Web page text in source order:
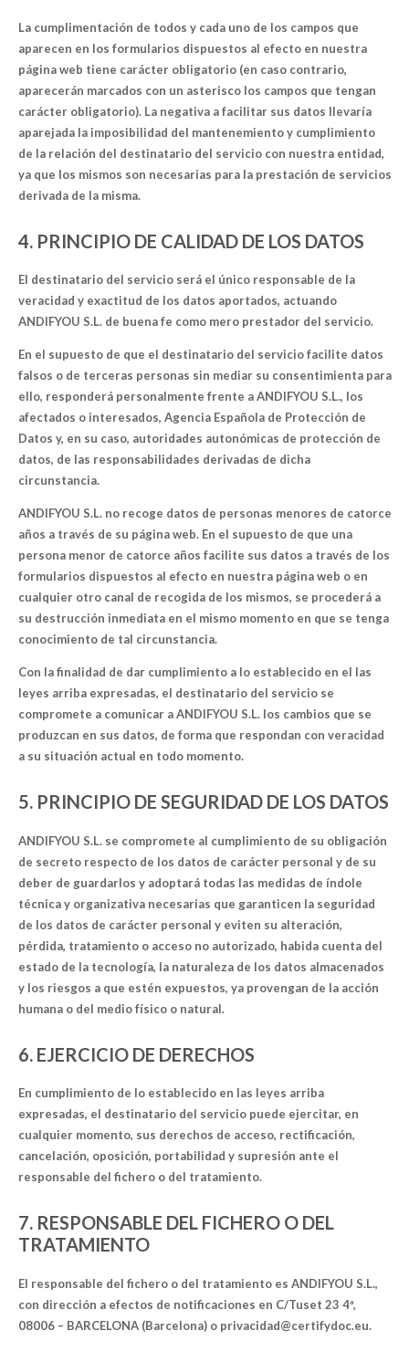
La cumplimentación de todos y cada uno de los campos que
aparecen en los formularios dispuestos al efecto en nuestra
página web tiene carácter obligatorio (en caso contrario,
aparecerán marcados con un asterisco los campos que tengan
carácter obligatorio). La negativa a facilitar sus datos llevaría
aparejada la imposibilidad del mantenemiento y cumplimiento
de la relación del destinatario del servicio con nuestra entidad,
ya que los mismos son necesarias para la prestación de servicios
derivada de la misma.
4. PRINCIPIO DE CALIDAD DE LOS DATOS
El destinatario del servicio será el único responsable de la
veracidad y exactitud de los datos aportados, actuando
ANDIFYOU S.L. de buena fe como mero prestador del servicio.
En el supuesto de que el destinatario del servicio facilite datos
falsos o de terceras personas sin mediar su consentimienta para
ello, responderá personalmente frente a ANDIFYOU S.L., los
afectados o interesados, Agencia Española de Protección de
Datos y, en su caso, autoridades autonómicas de protección de
datos, de las responsabilidades derivadas de dicha
circunstancia.
ANDIFYOU S.L. no recoge datos de personas menores de catorce
años a través de su página web. En el supuesto de que una
persona menor de catorce años facilite sus datos a través de los
formularios dispuestos al efecto en nuestra página web o en
cualquier otro canal de recogida de los mismos, se procederá a
su destrucción inmediata en el mismo momento en que se tenga
conocimiento de tal circunstancia.
Con la finalidad de dar cumplimiento a lo establecido en el las
leyes arriba expresadas, el destinatario del servicio se
compromete a comunicar a ANDIFYOU S.L. los cambios que se
produzcan en sus datos, de forma que respondan con veracidad
a su situación actual en todo momento.
5. PRINCIPIO DE SEGURIDAD DE LOS DATOS
ANDIFYOU S.L. se compromete al cumplimiento de su obligación
de secreto respecto de los datos de carácter personal y de su
deber de guardarlos y adoptará todas las medidas de índole
técnica y organizativa necesarias que garanticen la seguridad
de los datos de carácter personal y eviten su alteración,
pérdida, tratamiento o acceso no autorizado, habida cuenta del
estado de la tecnología, la naturaleza de los datos almacenados
y los riesgos a que estén expuestos, ya provengan de la acción
humana o del medio físico o natural.
6. EJERCICIO DE DERECHOS
En cumplimiento de lo establecido en las leyes arriba
expresadas, el destinatario del servicio puede ejercitar, en
cualquier momento, sus derechos de acceso, rectificación,
cancelación, oposición, portabilidad y supresión ante el
responsable del fichero o del tratamiento.
7. RESPONSABLE DEL FICHERO O DEL
TRATAMIENTO
El responsable del fichero o del tratamiento es ANDIFYOU S.L.,
con dirección a efectos de notificaciones en C/Tuset 23 4ª,
08006 – BARCELONA (Barcelona) o privacidad@certifydoc.eu.